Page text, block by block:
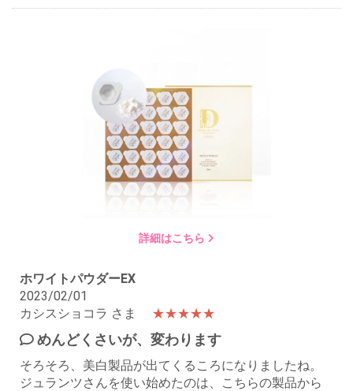
詳細はこちら
ホワイトパウダーEX
2023/02/01
カシスショコラ さま
★★★★★
めんどくさいが、変わります
そろそろ、美白製品が出てくるころになりましたね。
ジュランツさんを使い始めたのは、こちらの製品から